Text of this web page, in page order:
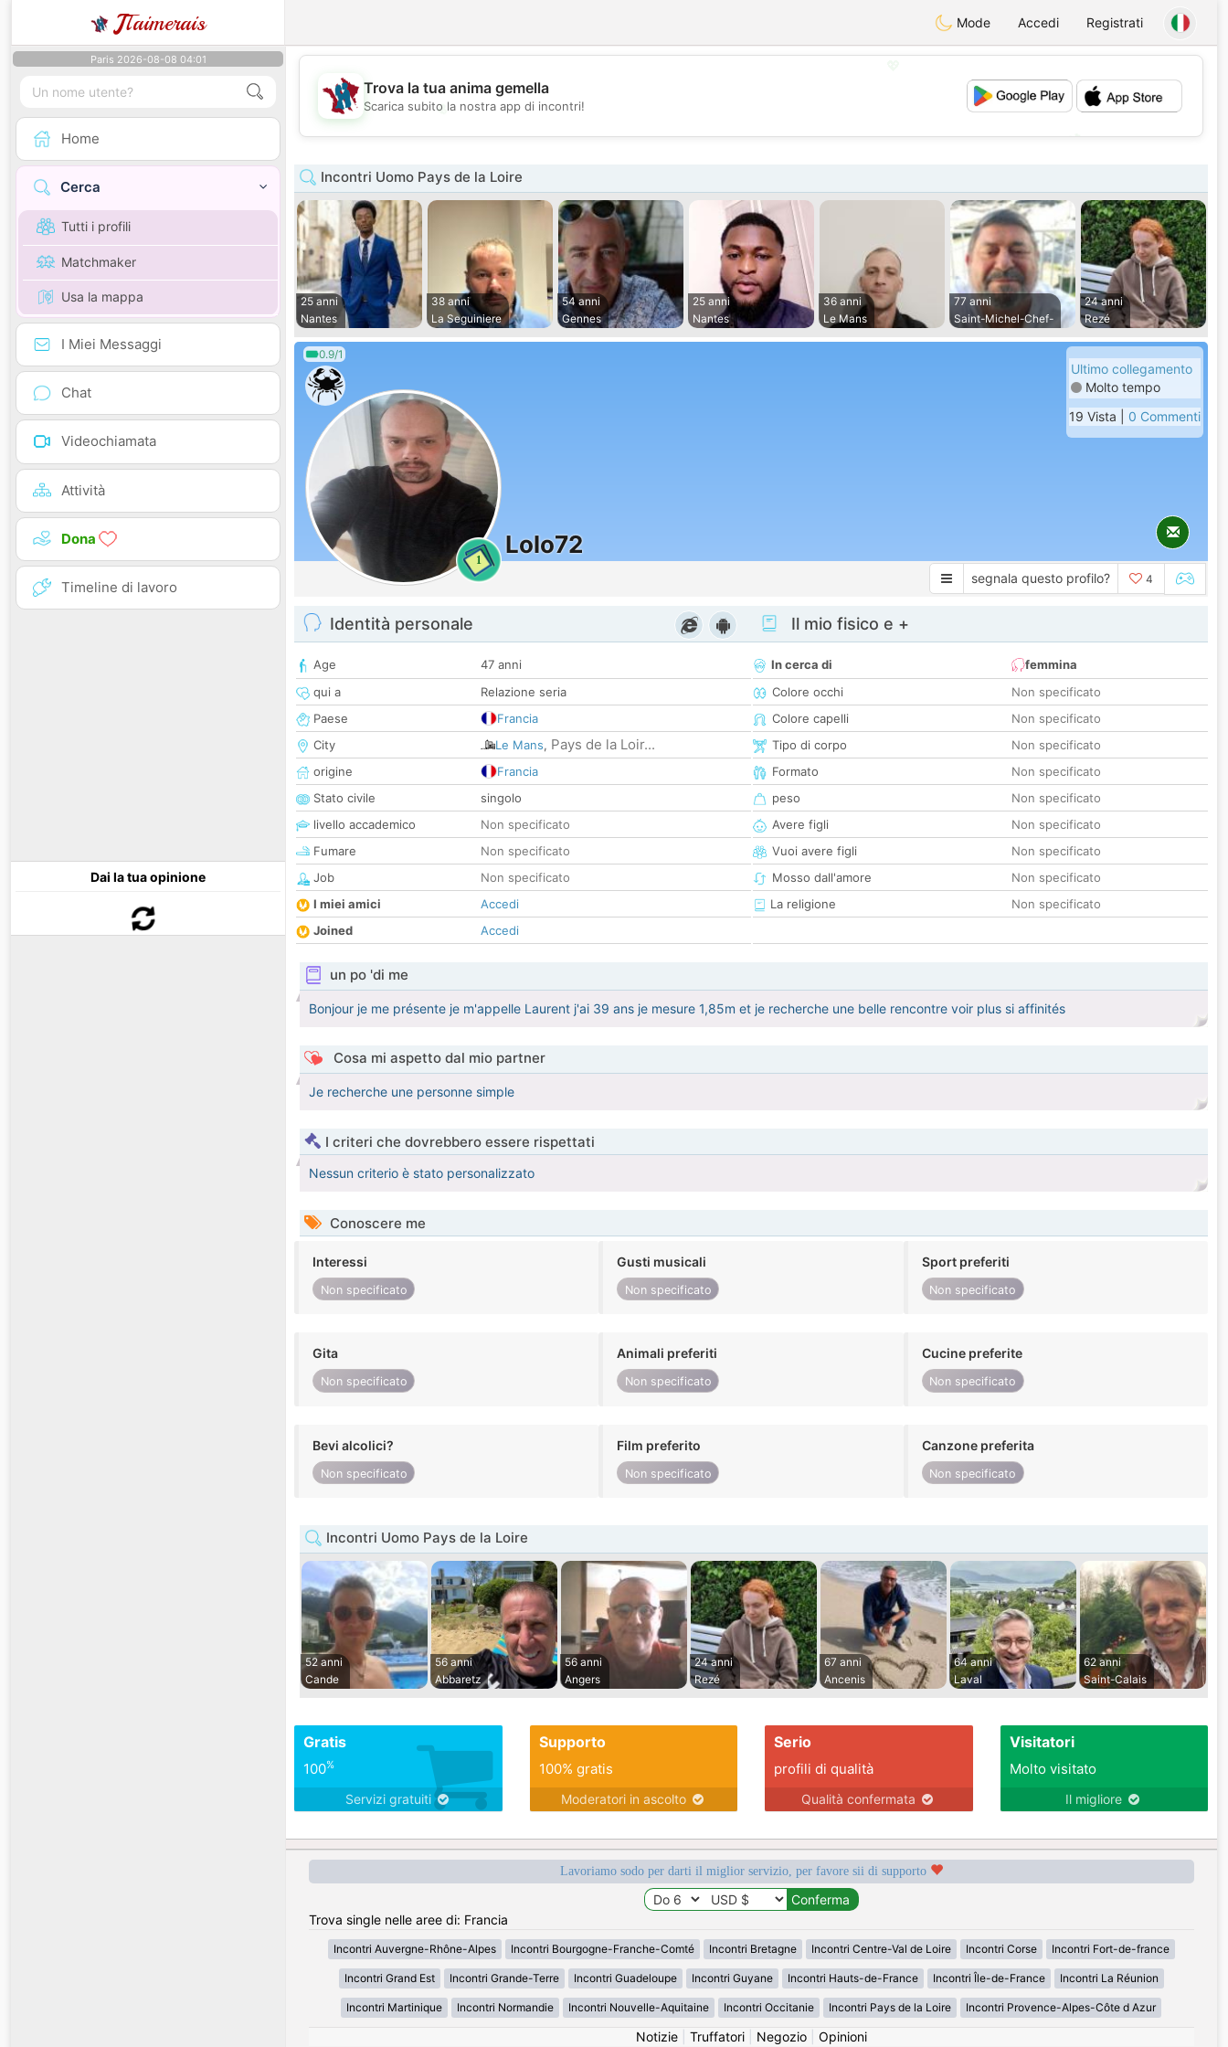
JTaimerais Mode Accedi Registrati
Paris 2026-08-08 04:01
Home
Cerca
Tutti i profili
Matchmaker
Usa la mappa
I Miei Messaggi
Chat
Videochiamata
Attività
Dona
Timeline di lavoro
Dai la tua opinione
💖
Trova la tua anima gemella
Scarica subito la nostra app di incontri!
Incontri Uomo Pays de la Loire
25 anni
Nantes
38 anni
La Seguiniere
54 anni
Gennes
25 anni
Nantes
36 anni
Le Mans
77 anni
Saint-Michel-Chef-
24 anni
Rezé
0.9/1
1
Lolo72
Ultimo collegamento
Molto tempo
19 Vista | 0 Commenti
segnala questo profilo? 4
Identità personale
Age
47 anni
qui a
Relazione seria
Paese
Francia
City
Le Mans, Pays de la Loir...
origine
Francia
Stato civile
singolo
livello accademico
Non specificato
Fumare
Non specificato
Job
Non specificato
I miei amici
Accedi
Joined
Accedi
Il mio fisico e +
In cerca di
femmina
Colore occhi
Non specificato
Colore capelli
Non specificato
Tipo di corpo
Non specificato
Formato
Non specificato
peso
Non specificato
Avere figli
Non specificato
Vuoi avere figli
Non specificato
Mosso dall'amore
Non specificato
La religione
Non specificato
un po 'di me
Bonjour je me présente je m'appelle Laurent j'ai 39 ans je mesure 1,85m et je recherche une belle rencontre voir plus si affinités
Cosa mi aspetto dal mio partner
Je recherche une personne simple
I criteri che dovrebbero essere rispettati
Nessun criterio è stato personalizzato
Conoscere me
Interessi
Non specificato
Gusti musicali
Non specificato
Sport preferiti
Non specificato
Gita
Non specificato
Animali preferiti
Non specificato
Cucine preferite
Non specificato
Bevi alcolici?
Non specificato
Film preferito
Non specificato
Canzone preferita
Non specificato
Incontri Uomo Pays de la Loire
52 anni
Cande
56 anni
Abbaretz
56 anni
Angers
24 anni
Rezé
67 anni
Ancenis
64 anni
Laval
62 anni
Saint-Calais
Gratis
100%
Servizi gratuiti
Supporto
100% gratis
Moderatori in ascolto
Serio
profili di qualità
Qualità confermata
Visitatori
Molto visitato
Il migliore
Lavoriamo sodo per darti il miglior servizio, per favore sii di supporto
Trova single nelle aree di: Francia
Incontri Auvergne-Rhône-Alpes Incontri Bourgogne-Franche-Comté Incontri Bretagne Incontri Centre-Val de Loire Incontri Corse Incontri Fort-de-france
Incontri Grand Est Incontri Grande-Terre Incontri Guadeloupe Incontri Guyane Incontri Hauts-de-France Incontri Île-de-France Incontri La Réunion
Incontri Martinique Incontri Normandie Incontri Nouvelle-Aquitaine Incontri Occitanie Incontri Pays de la Loire Incontri Provence-Alpes-Côte d Azur
Notizie| Truffatori| Negozio| Opinioni